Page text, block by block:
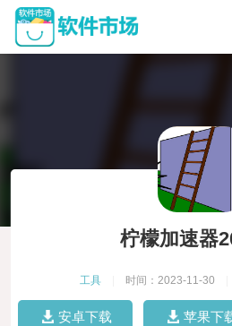
柠檬加速器
工具 时间：2023-11-30
安卓下载 苹果下